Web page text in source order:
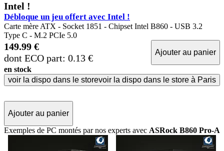
Intel !
Débloque un jeu offert avec Intel !
Carte mère ATX - Socket 1851 - Chipset Intel B860 - USB 3.2
Type C - M.2 PCIe 5.0
149.99 €
dont ECO part: 0.13 €
Ajouter au panier
en stock
voir la dispo dans le storevoir la dispo dans le store à Paris
Ajouter au panier
Exemples de PC montés par nos experts avec ASRock B860 Pro-A